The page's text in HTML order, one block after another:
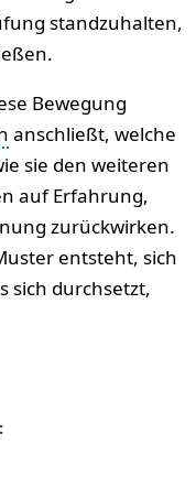
standzuhalten,
Bewegung
anschließt, welche
sie den weiteren
auf Erfahrung,
zurückwirken.
entsteht, sich
sich durchsetzt,